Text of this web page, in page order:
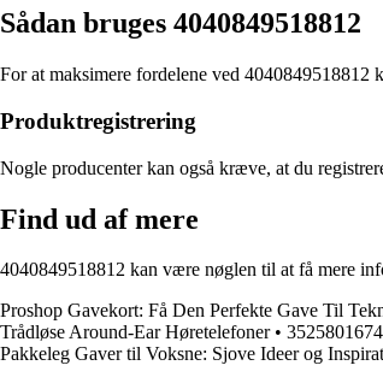
Sådan bruges 4040849518812
For at maksimere fordelene ved 4040849518812
Produktregistrering
Nogle producenter kan også kræve, at du
Find ud af mere
4040849518812 kan være nøglen til at få mere
Proshop Gavekort: Få Den Perfekte Gave Til
Trådløse Around-Ear Høretelefoner•
Pakkeleg Gaver til Voksne: Sjove Ideer og